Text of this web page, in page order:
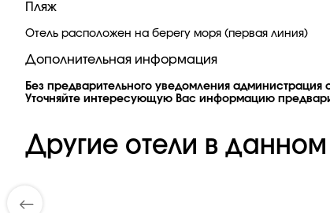
Пляж
Отель расположен на берегу моря (первая линия)
Дополнительная информация
Без предварительного уведомления
Уточняйте интересующую Вас информацию
Другие отели в